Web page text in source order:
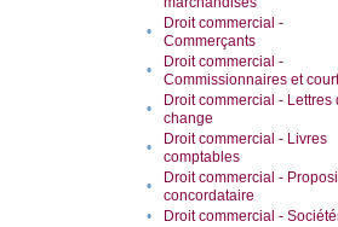
•
Droit commercial -
Commerçants
•
Droit commercial -
Commissionnaires et
•
Droit commercial - Lettres
change
•
Droit commercial - Livres
comptables
•
Droit commercial -
concordataire
• Droit commercial -